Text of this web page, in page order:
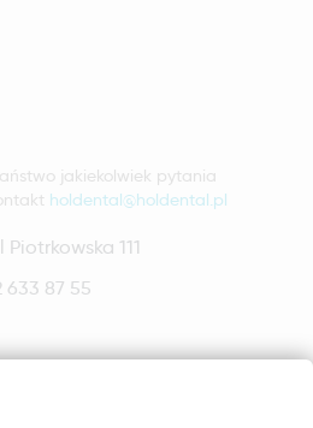
jakiekolwiek pytania
holdental@holdental.pl
111
633 87 55